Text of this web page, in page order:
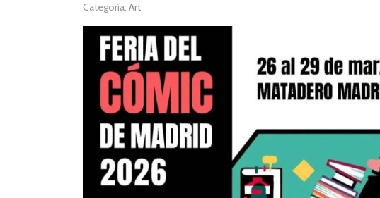
Categoría: Art